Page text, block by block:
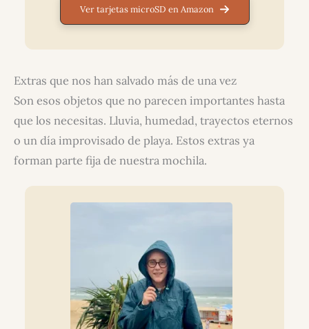
Ver tarjetas microSD en Amazon
Extras que nos han salvado más de una vez
Son esos objetos que no parecen importantes hasta
que los necesitas. Lluvia, humedad, trayectos eternos
o un día improvisado de playa. Estos extras ya
forman parte fija de nuestra mochila.